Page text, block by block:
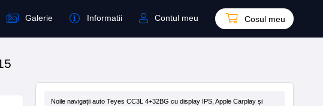
Galerie Informatii Contul meu Cosul meu
Noile navigații auto Teyes CC3L 4+32BG cu display IPS, Apple Carplay și